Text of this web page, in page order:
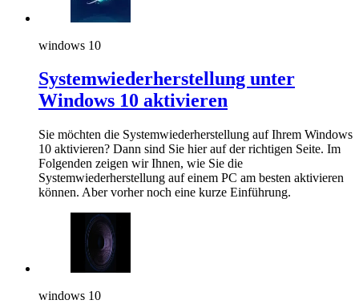
windows 10
Systemwiederherstellung unter
Windows 10 aktivieren
Sie möchten die Systemwiederherstellung auf Ihrem Windows
10 aktivieren? Dann sind Sie hier auf der richtigen Seite. Im
Folgenden zeigen wir Ihnen, wie Sie die
Systemwiederherstellung auf einem PC am besten aktivieren
können. Aber vorher noch eine kurze Einführung.
windows 10